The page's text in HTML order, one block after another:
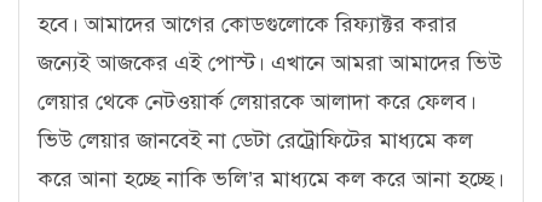
হবে। আমাদের আগের কোডগুলোকে রিফ্যাক্টর করার
জন্যেই আজকের এই পোস্ট। এখানে আমরা আমাদের ভিউ
লেয়ার থেকে নেটওয়ার্ক লেয়ারকে আলাদা করে ফেলব।
ভিউ লেয়ার জানবেই না ডেটা রেট্রোফিটের মাধ্যমে কল
করে আনা হচ্ছে নাকি ভলি’র মাধ্যমে কল করে আনা হচ্ছে।